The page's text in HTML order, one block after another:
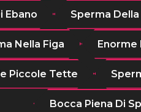
Ebano Sperma
Nella Figa Enorme
Piccole Tette
Bocca Piena Di